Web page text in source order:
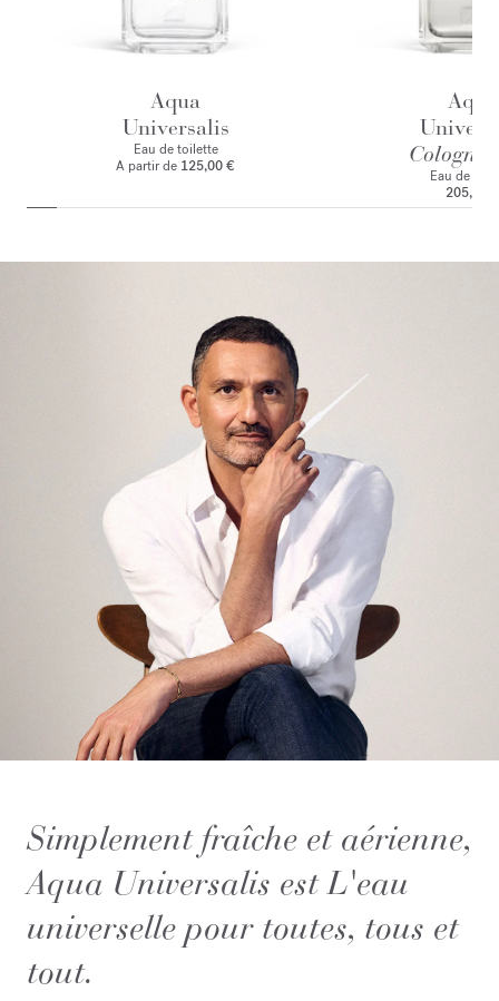
Aqua
Universalis
Eau de toilette
A partir de 125,00 €
Aqua
Cologne
Eau de
205,00 €
Simplement fraîche et aérienne,
Aqua Universalis est L'eau
universelle pour toutes, tous et
tout.